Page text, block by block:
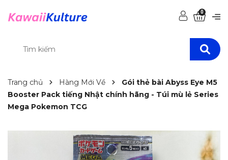
0
Trang chủ Hàng Mới Về
Gói thẻ bài Abyss Eye M5
Booster Pack tiếng Nhật chính hãng - Túi mù lẻ Series
Mega Pokemon TCG